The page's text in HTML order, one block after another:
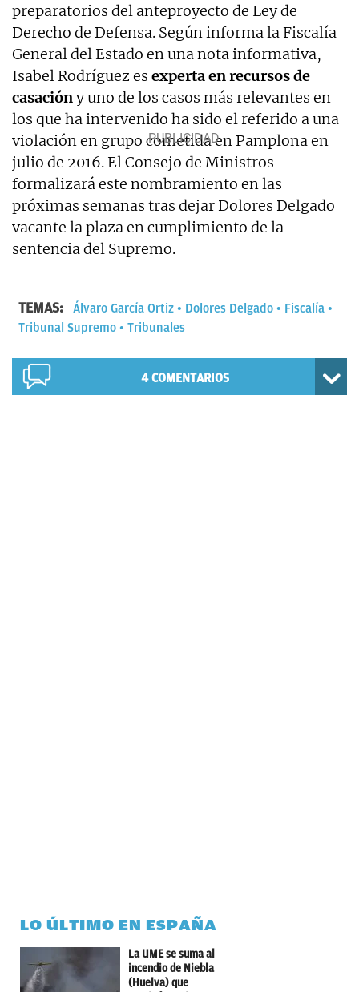
preparatorios del anteproyecto de Ley de
Derecho de Defensa. Según informa la Fiscalía
General del Estado en una nota informativa,
Isabel Rodríguez es experta en recursos de
casacióny uno de los casos más relevantes en
los que ha intervenido ha sido el referido a una
violación en grupo cometida en Pamplona en
julio de 2016. El Consejo de Ministros
formalizará este nombramiento en las
próximas semanas tras dejar Dolores Delgado
vacante la plaza en cumplimiento de la
sentencia del Supremo.
TEMAS: Álvaro García Ortiz Dolores Delgado
Fiscalía
Tribunal Supremo
Tribunales
4COMENTARIOS
LO ÚLTIMO EN ESPAÑA
La UME se suma al
incendio de Niebla
(Huelva) que